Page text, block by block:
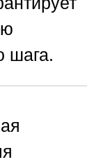
шага.